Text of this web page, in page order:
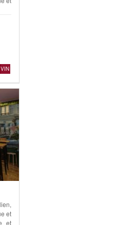
VIN
et
et